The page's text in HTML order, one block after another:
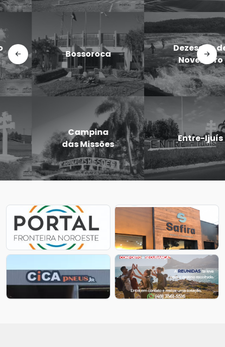
Dezesseis de
Novembro
Doutor
Maurício
Cardoso
Entre-Ijuís
Eugênio de
Castro